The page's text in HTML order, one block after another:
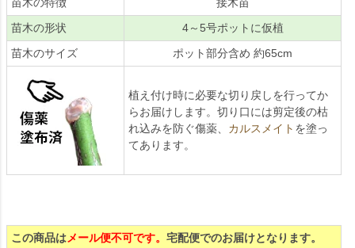
苗木の形状
4～5号ポットに仮植
苗木のサイズ
ポット部分含め 約65cm
植え付け時に必要な切り戻しを行ってか
らお届けします。切り口には剪定後の枯
れ込みを防ぐ傷薬、 カルスメイト を塗っ
てあります。
この商品はメール便不可です。 宅配便でのお届けとなります。